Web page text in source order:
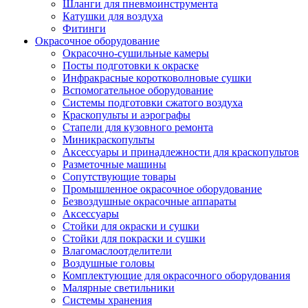
Шланги для пневмоинструмента
Катушки для воздуха
Фитинги
Окрасочное оборудование
Окрасочно-сушильные камеры
Посты подготовки к окраске
Инфракрасные коротковолновые сушки
Вспомогательное оборудование
Системы подготовки сжатого воздуха
Краскопульты и аэрографы
Стапели для кузовного ремонта
Миникраскопульты
Аксессуары и принадлежности для краскопультов
Разметочные машины
Сопутствующие товары
Промышленное окрасочное оборудование
Безвоздушные окрасочные аппараты
Аксессуары
Стойки для окраски и сушки
Стойки для покраски и сушки
Влагомаслоотделители
Воздушные головы
Комплектующие для окрасочного оборудования
Малярные светильники
Системы хранения